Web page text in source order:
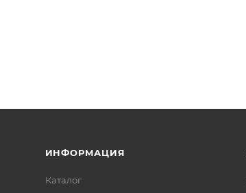
ИНФОРМАЦИЯ
Каталог